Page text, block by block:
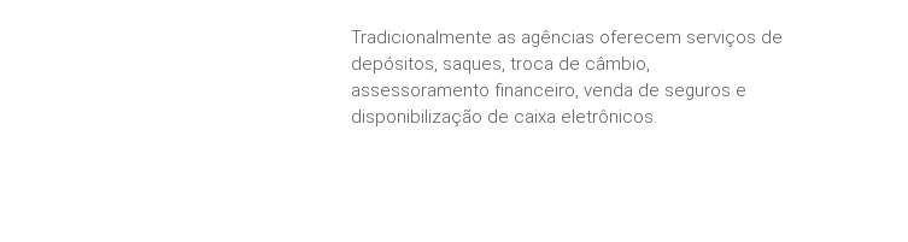
Tradicionalmente as agências oferecem serviços de
depósitos, saques, troca de câmbio,
assessoramento financeiro, venda de seguros e
disponibilização de caixa eletrônicos.